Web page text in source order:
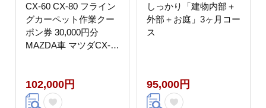
CX-60 CX-80 フライン
グカーペット作業クー
ポン券 30,000円分
MAZDA車 マツダCX-
102,000円
しっかり「建物内部＋
外部＋お庭」3ヶ月コー
ス
95,000円